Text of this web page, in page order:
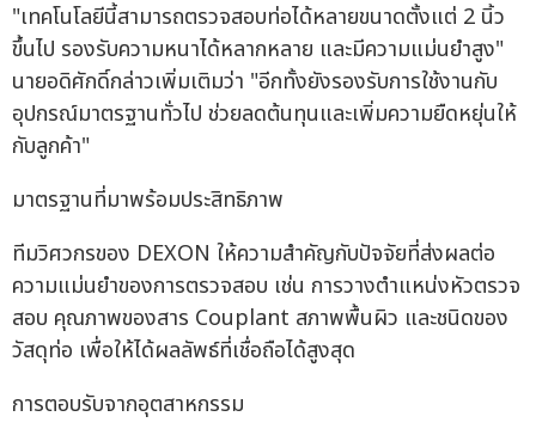
"เทคโนโลยีนี้สามารถตรวจสอบท่อได้หลายขนาดตั้งแต่ 2 นิ้ว
ขึ้นไป รองรับความหนาได้หลากหลาย และมีความแม่นยำสูง"
นายอดิศักดิ์กล่าวเพิ่มเติมว่า "อีกทั้งยังรองรับการใช้งานกับ
อุปกรณ์มาตรฐานทั่วไป ช่วยลดต้นทุนและเพิ่มความยืดหยุ่นให้
กับลูกค้า"
มาตรฐานที่มาพร้อมประสิทธิภาพ
ทีมวิศวกรของ DEXON ให้ความสำคัญกับปัจจัยที่ส่งผลต่อ
ความแม่นยำของการตรวจสอบ เช่น การวางตำแหน่งหัวตรวจ
สอบ คุณภาพของสาร Couplant สภาพพื้นผิว และชนิดของ
วัสดุท่อ เพื่อให้ได้ผลลัพธ์ที่เชื่อถือได้สูงสุด
การตอบรับจากอุตสาหกรรม